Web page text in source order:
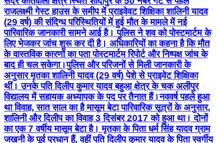
राजलक्ष्मी गेस्ट हाउस के समीप में प्राइवेवट शिक्षिका शालिनी यादव
(29 वर्ष) की संदिग्ध परिस्थितियों में हुई मौत के मामले में नई
पारिवारिक जानकारी सामने आई है। पुलिस ने शव को पोस्टमार्टम के
लिए भेजकर जांच शुरू कर दी है। अधिकारियों का कहना है कि मौत
के वास्तविक कारणों का पता पोस्टमार्टम रिपोर्ट और निष्पक्ष जांच के
बाद ही चल सकेगा। ​पुलिस और परिजनों से मिली जानकारी के
अनुसार मृतका शालिनी यादव (29 वर्ष) पेशे से प्राइवेट शिक्षिका
थीं। उनके पति दिलीप कुमार यादव बहुआ क्षेत्र के चक अलीपुर
विद्यालय में सहायक अध्यापक के पद पर तैनात हैं। ​नववर्ष पहले हुआ
था विवाह, सात साल का है मासूम बेटा पारिवारिक सूत्रों के अनुसार,
शालिनी और दिलीप का विवाह 3 दिसंबर 2017 को हुआ था। दोनों
का एक 7 वर्षीय मासूम बेटा है। मृतका के पिता धर्म सिंह यादव ग्राम
जखनी के पूर्व प्रधान हैं, वहीं पति दिलीप कुमार यादव के पिता स्वर्गीय